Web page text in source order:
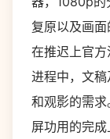
复原以及画
在推迟上官
进程中，文
和观影的需
屏功用的完成